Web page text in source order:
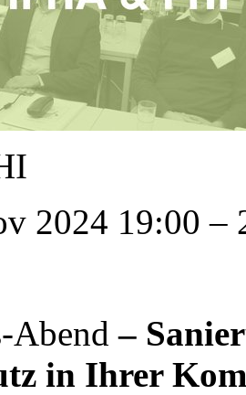
2024 19:00 –
Abend–
in Ihrer